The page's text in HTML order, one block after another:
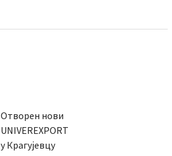
Отворен нови
UNIVEREXPORT
у Крагујевцу